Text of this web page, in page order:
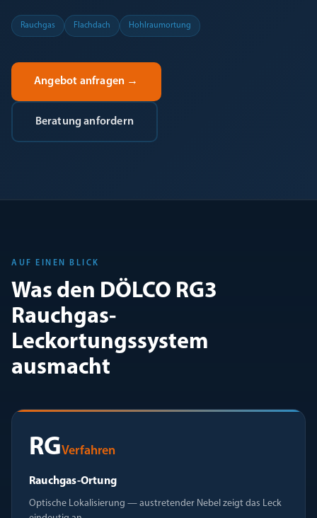
Rauchgas Flachdach Hohlraumortung
Angebot anfragen →
Beratung anfordern
AUF EINEN BLICK
Was den DÖLCO RG3
Rauchgas-
Leckortungssystem
ausmacht
RGVerfahren
Rauchgas-Ortung
Optische Lokalisierung — austretender Nebel zeigt das Leck